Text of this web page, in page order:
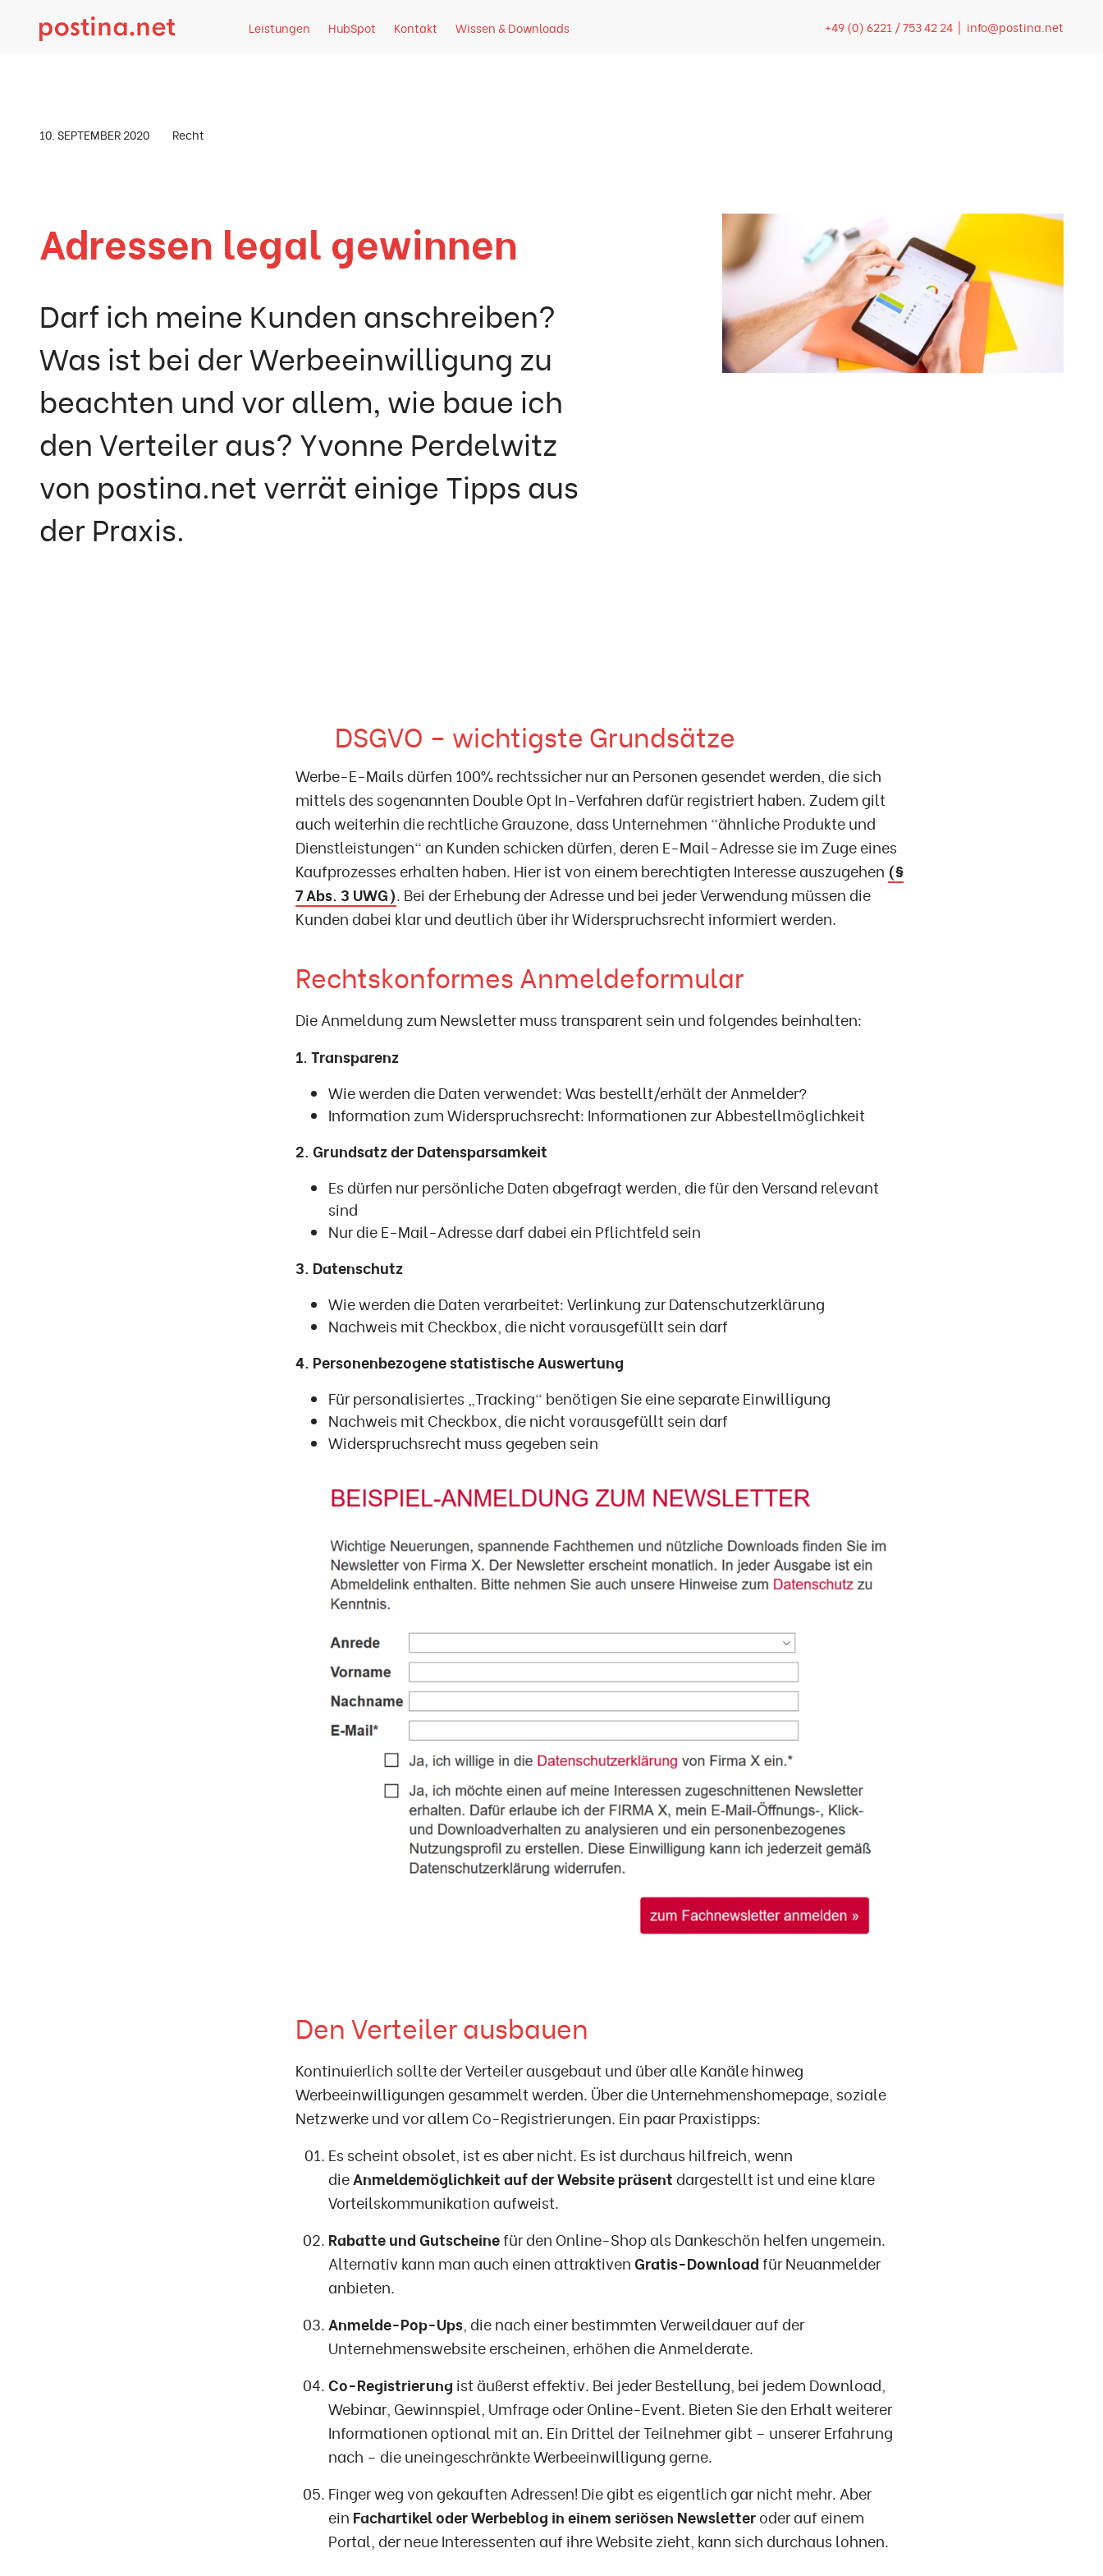
Leistungen HubSpot Kontakt Wissen & Downloads +49 (0) 6221 / 753 42 24 | info@postina.net
10. SEPTEMBER 2020 Recht
Adressen legal gewinnen
Darf ich meine Kunden anschreiben?
Was ist bei der Werbeeinwilligung zu
beachten und vor allem, wie baue ich
den Verteiler aus? Yvonne Perdelwitz
von postina.net verrät einige Tipps aus
der Praxis.
DSGVO – wichtigste Grundsätze
Werbe-E-Mails dürfen 100% rechtssicher nur an Personen gesendet werden, die sich
mittels des sogenannten Double Opt In-Verfahren dafür registriert haben. Zudem gilt
auch weiterhin die rechtliche Grauzone, dass Unternehmen "ähnliche Produkte und
Dienstleistungen" an Kunden schicken dürfen, deren E-Mail-Adresse sie im Zuge eines
Kaufprozesses erhalten haben. Hier ist von einem berechtigten Interesse auszugehen (§
7 Abs. 3 UWG). Bei der Erhebung der Adresse und bei jeder Verwendung müssen die
Kunden dabei klar und deutlich über ihr Widerspruchsrecht informiert werden.
Rechtskonformes Anmeldeformular
Die Anmeldung zum Newsletter muss transparent sein und folgendes beinhalten:
1. Transparenz
Wie werden die Daten verwendet: Was bestellt/erhält der Anmelder?
Information zum Widerspruchsrecht: Informationen zur Abbestellmöglichkeit
2. Grundsatz der Datensparsamkeit
Es dürfen nur persönliche Daten abgefragt werden, die für den Versand relevant
sind
Nur die E-Mail-Adresse darf dabei ein Pflichtfeld sein
3. Datenschutz
Wie werden die Daten verarbeitet: Verlinkung zur Datenschutzerklärung
Nachweis mit Checkbox, die nicht vorausgefüllt sein darf
4. Personenbezogene statistische Auswertung
Für personalisiertes „Tracking“ benötigen Sie eine separate Einwilligung
Nachweis mit Checkbox, die nicht vorausgefüllt sein darf
Widerspruchsrecht muss gegeben sein
Den Verteiler ausbauen
Kontinuierlich sollte der Verteiler ausgebaut und über alle Kanäle hinweg
Werbeeinwilligungen gesammelt werden. Über die Unternehmenshomepage, soziale
Netzwerke und vor allem Co-Registrierungen. Ein paar Praxistipps:
Es scheint obsolet, ist es aber nicht. Es ist durchaus hilfreich, wenn
dieAnmeldemöglichkeit auf der Website präsent dargestellt ist und eine klare
Vorteilskommunikation aufweist.
Rabatte und Gutscheinefür den Online-Shop als Dankeschön helfen ungemein.
Alternativ kann man auch einen attraktivenGratis-Downloadfür Neuanmelder
anbieten.
Anmelde-Pop-Ups , die nach einer bestimmten Verweildauer auf der
Unternehmenswebsite erscheinen, erhöhen die Anmelderate.
Co-Registrierung ist äußerst effektiv. Bei jeder Bestellung, bei jedem Download,
Webinar, Gewinnspiel, Umfrage oder Online-Event. Bieten Sie den Erhalt weiterer
Informationen optional mit an. Ein Drittel der Teilnehmer gibt – unserer Erfahrung
nach – die uneingeschränkte Werbeeinwilligung gerne.
Finger weg von gekauften Adressen! Die gibt es eigentlich gar nicht mehr. Aber
ein Fachartikel oder Werbeblog in einem seriösen Newsletteroder auf einem
Portal, der neue Interessenten auf ihre Website zieht, kann sich durchaus lohnen.